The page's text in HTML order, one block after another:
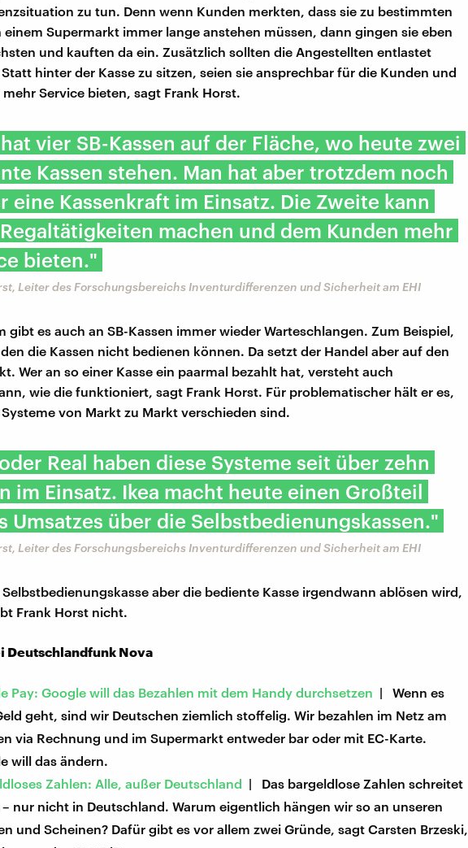
zu tun. Denn wenn Kunden merkten, dass sie zu bestimmten
einem Supermarkt immer lange anstehen müssen, dann gingen sie eben
und kauften da ein. Zusätzlich sollten die Angestellten entlastet
hinter der Kasse zu sitzen, seien sie ansprechbar für die Kunden und
Service bieten, sagt Frank Horst.
vier SB-Kassen auf der Fläche, wo heute zwei
Kassen stehen. Man hat aber trotzdem noch
eine Kassenkraft im Einsatz. Die Zweite kann
machen und dem Kunden mehr
bieten."
Leiter des Forschungsbereichs Inventurdifferenzen und Sicherheit am EHI
gibt es auch an SB-Kassen immer wieder Warteschlangen. Zum Beispiel,
die Kassen nicht bedienen können. Da setzt der Handel aber auf den
Wer an so einer Kasse ein paarmal bezahlt hat, versteht auch
wie die funktioniert, sagt Frank Horst. Für problematischer hält er es,
von Markt zu Markt verschieden sind.
Real haben diese Systeme seit über zehn
im Einsatz. Ikea macht heute einen Großteil
Umsatzes über die Selbstbedienungskassen."
Leiter des Forschungsbereichs Inventurdifferenzen und Sicherheit am EHI
Selbstbedienungskasse aber die bediente Kasse irgendwann ablösen wird,
Frank Horst nicht.
Deutschlandfunk Nova
Pay: Google will das Bezahlen mit dem Handy durchsetzen | Wenn es
geht, sind wir Deutschen ziemlich stoffelig. Wir bezahlen im Netz am
via Rechnung und im Supermarkt entweder bar oder mit EC-Karte.
will das ändern.
Zahlen: Alle, außer Deutschland | Das bargeldlose Zahlen schreitet
nur nicht in Deutschland. Warum eigentlich hängen wir so an unseren
und Scheinen? Dafür gibt es vor allem zwei Gründe, sagt Carsten Brzeski,